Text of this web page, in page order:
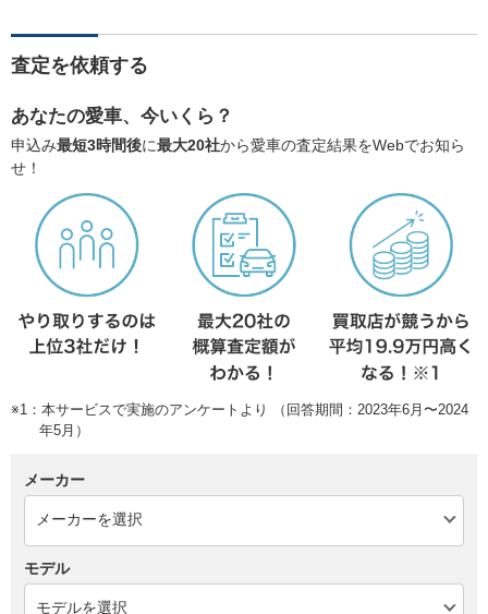
査定を依頼する
あなたの愛車、今いくら？
申込み最短3時間後に最大20社から愛車の査定結果をWebでお知ら
せ！
※1：本サービスで実施のアンケートより （回答期間：2023年6月〜2024
年5月）
メーカー
モデル